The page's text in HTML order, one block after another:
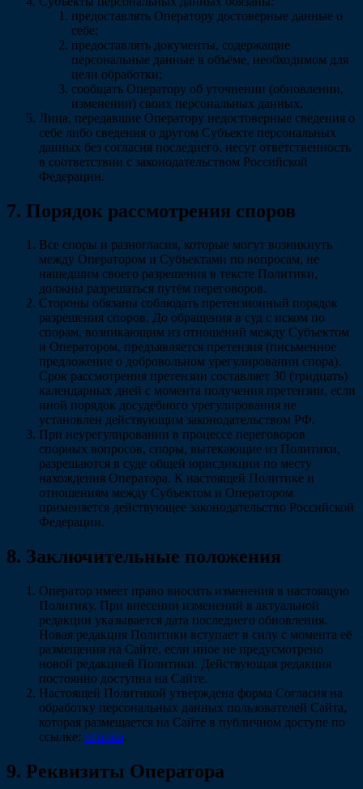
предоставлять Оператору достоверные данные о
себе;
предоставлять документы, содержащие
персональные данные в объёме, необходимом для
цели обработки;
сообщать Оператору об уточнении (обновлении,
изменении) своих персональных данных.
Лица, передавшие Оператору недостоверные сведения о
себе либо сведения о другом Субъекте персональных
данных без согласия последнего, несут ответственность
в соответствии с законодательством Российской
Федерации.
7. Порядок рассмотрения споров
Все споры и разногласия, которые могут возникнуть
между Оператором и Субъектами по вопросам, не
нашедшим своего разрешения в тексте Политики,
должны разрешаться путём переговоров.
Стороны обязаны соблюдать претензионный порядок
разрешения споров. До обращения в суд с иском по
спорам, возникающим из отношений между Субъектом
и Оператором, предъявляется претензия (письменное
предложение о добровольном урегулировании спора).
Срок рассмотрения претензии составляет 30 (тридцать)
календарных дней с момента получения претензии, если
иной порядок досудебного урегулирования не
установлен действующим законодательством РФ.
При неурегулировании в процессе переговоров
спорных вопросов, споры, вытекающие из Политики,
разрешаются в суде общей юрисдикции по месту
нахождения Оператора. К настоящей Политике и
отношениям между Субъектом и Оператором
применяется действующее законодательство Российской
Федерации.
8. Заключительные положения
Оператор имеет право вносить изменения в настоящую
Политику. При внесении изменений в актуальной
редакции указывается дата последнего обновления.
Новая редакция Политики вступает в силу с момента её
размещения на Сайте, если иное не предусмотрено
новой редакцией Политики. Действующая редакция
постоянно доступна на Сайте.
Настоящей Политикой утверждена форма Согласия на
обработку персональных данных пользователей Сайта,
которая размещается на Сайте в публичном доступе по
ссылке: ссылка.
9. Реквизиты Оператора